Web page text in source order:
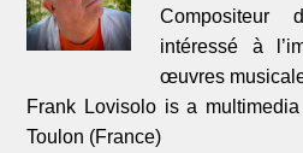
Compositeur
intéressé à
œuvres
Frank Lovisolo is a
Toulon (France)